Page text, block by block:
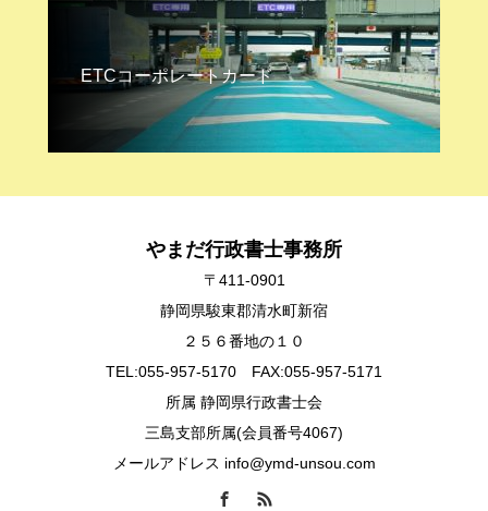
ETCコーポレートカード
やまだ行政書士事務所
〒411-0901
静岡県駿東郡清水町新宿
２５６番地の１０
TEL:055-957-5170 FAX:055-957-5171
所属 静岡県行政書士会
三島支部所属(会員番号4067)
メールアドレス info@ymd-unsou.com